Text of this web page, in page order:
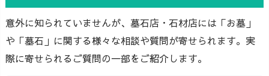
意外に知られていませんが、墓石店・石材店には「お墓」
や「墓石」に関する様々な相談や質問が寄せられます。実
際に寄せられるご質問の一部をご紹介します。